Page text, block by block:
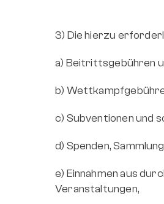
3) Die hierzu
a) Beitrittsgebühren
b)
c) Subventionen
d) Spenden,
e) Einnahmen aus
Veranstaltungen,